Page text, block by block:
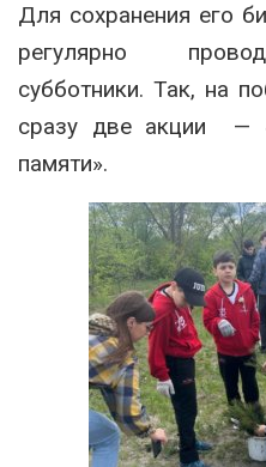
Для сохранения его
регулярно
субботники. Так, на
сразу две акции —
памяти».